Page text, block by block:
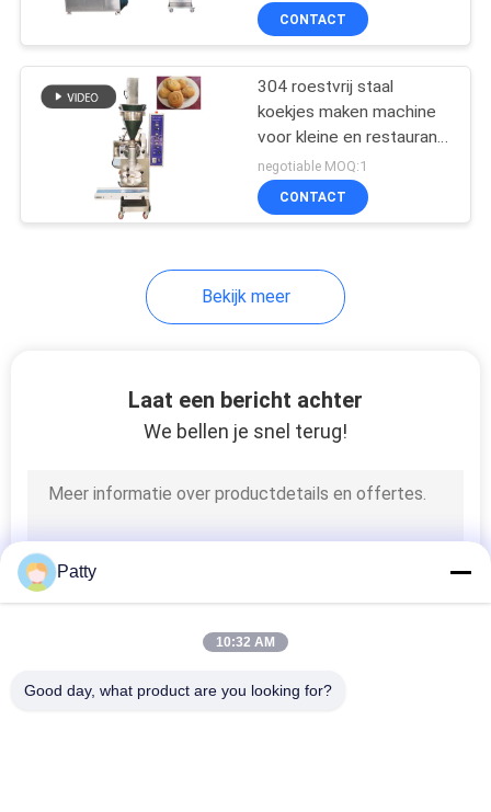
ONS
OP
NIEUWS
SITEMAP
POLICY
maken Productielijn
CONTACT
304 roestvrij staal
koekjes maken machine
voor kleine en restaurant
product voordeel
negotiable MOQ:1
CONTACT
Bekijk meer
Laat een bericht achter
We bellen je snel terug!
Patty
10:32 AM
Good day, what product are you looking for?